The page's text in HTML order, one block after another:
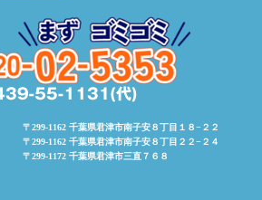
〒299-1162 千葉県君津市南子安８丁目１８−２２
〒299-1162 千葉県君津市南子安８丁目２２−２４
〒299-1172 千葉県君津市三直７６８